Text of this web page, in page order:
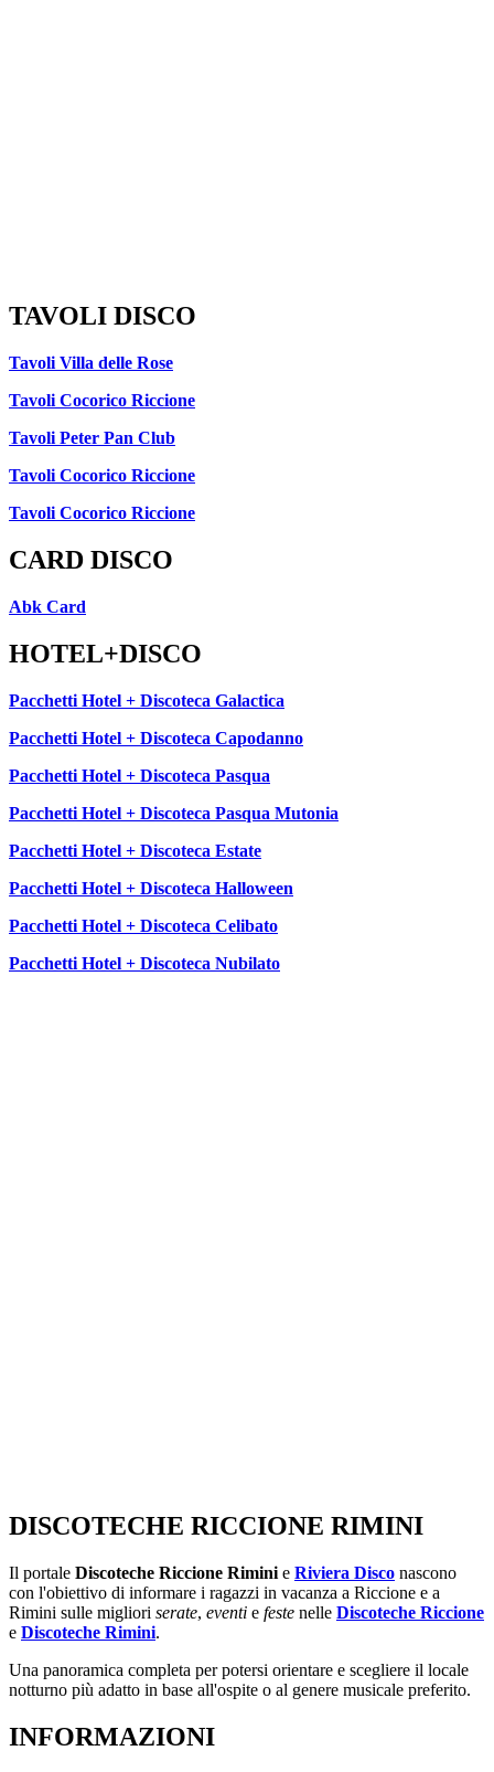
TAVOLI DISCO
Tavoli Villa delle Rose
Tavoli Cocorico Riccione
Tavoli Peter Pan Club
Tavoli Cocorico Riccione
Tavoli Cocorico Riccione
CARD DISCO
Abk Card
HOTEL+DISCO
Pacchetti Hotel + Discoteca Galactica
Pacchetti Hotel + Discoteca Capodanno
Pacchetti Hotel + Discoteca Pasqua
Pacchetti Hotel + Discoteca Pasqua Mutonia
Pacchetti Hotel + Discoteca Estate
Pacchetti Hotel + Discoteca Halloween
Pacchetti Hotel + Discoteca Celibato
Pacchetti Hotel + Discoteca Nubilato
DISCOTECHE RICCIONE RIMINI
Il portale Discoteche Riccione Rimini e Riviera Disco nascono
con l'obiettivo di informare i ragazzi in vacanza a Riccione e a
Rimini sulle migliori serate, eventi e feste nelle Discoteche Riccione
e Discoteche Rimini.
Una panoramica completa per potersi orientare e scegliere il locale
notturno più adatto in base all'ospite o al genere musicale preferito.
INFORMAZIONI